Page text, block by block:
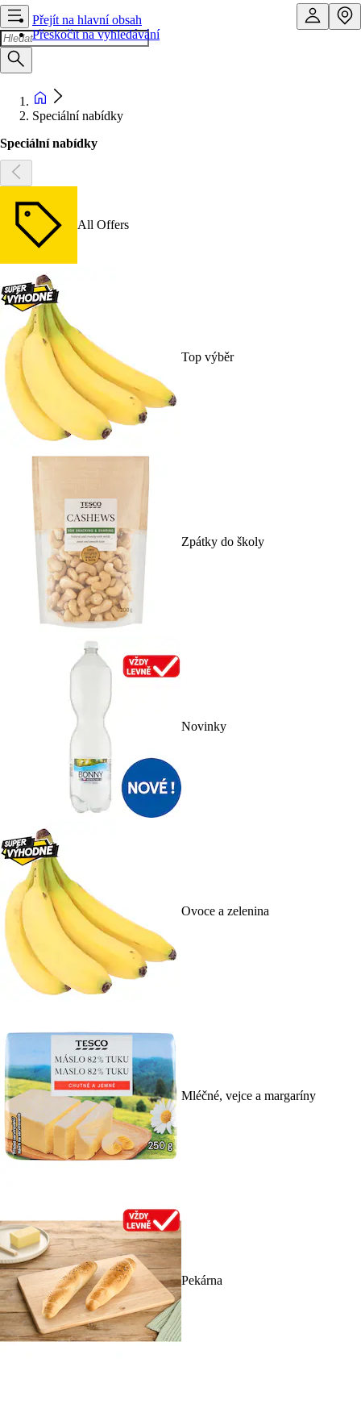
Přejít na hlavní obsah
Přeskočit na vyhledávání
Speciální nabídky
Speciální nabídky
All Offers
Top výběr
Zpátky do školy
Novinky
Ovoce a zelenina
Mléčné, vejce a margaríny
Pekárna